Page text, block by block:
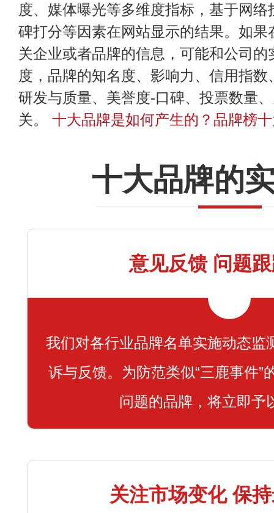
度、媒体曝光等多维度指标，基于网
碑打分等因素在网站显示的结果。如
关企业或者品牌的信息，可能和公司
度，品牌的知名度、影响力、信用指
研发与质量、美誉度-口碑、投票数量
关。 十大品牌是如何产生的？品牌榜
十大品牌的
意见反馈 问题
我们对各行业品牌名单实施动态监
诉与反馈。为防范类似“三鹿事件”
问题的品牌，将立即予
关注市场变化 保